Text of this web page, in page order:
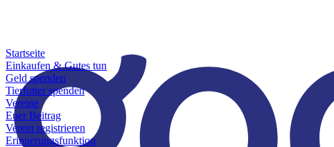
Startseite
Einkaufen & Gutes tun
Geld spenden
Tierfutter spenden
Vereine
Euer Beitrag
Verein registrieren
Erinnerungsfunktion